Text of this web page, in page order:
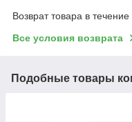
Возврат товара в
Все условия возврата
Подобные товары